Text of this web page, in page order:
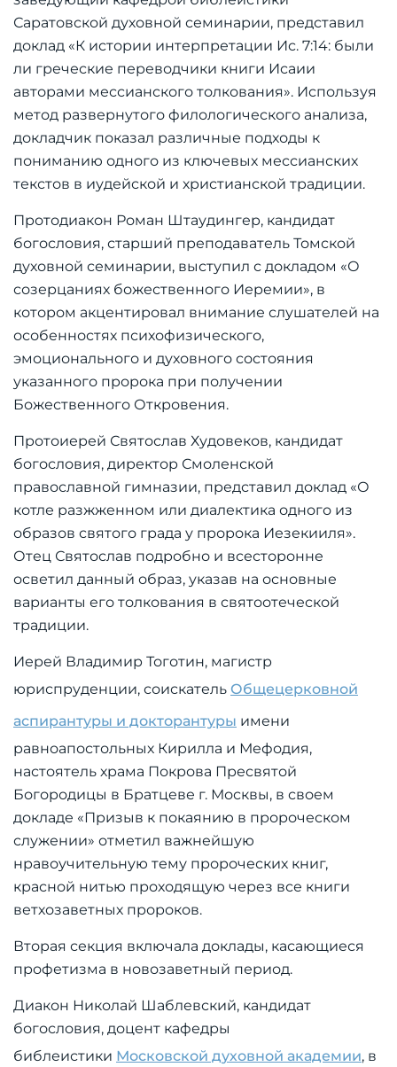
Саратовской духовной семинарии, представил
доклад «К истории интерпретации Ис. 7:14: были
ли греческие переводчики книги Исаии
авторами мессианского толкования». Используя
метод развернутого филологического анализа,
докладчик показал различные подходы к
пониманию одного из ключевых мессианских
текстов в иудейской и христианской традиции.
Протодиакон Роман Штаудингер, кандидат
богословия, старший преподаватель Томской
духовной семинарии, выступил с докладом «О
созерцаниях божественного Иеремии», в
котором акцентировал внимание слушателей на
особенностях психофизического,
эмоционального и духовного состояния
указанного пророка при получении
Божественного Откровения.
Протоиерей Святослав Худовеков, кандидат
богословия, директор Смоленской
православной гимназии, представил доклад «О
котле разжженном или диалектика одного из
образов святого града у пророка Иезекииля».
Отец Святослав подробно и всесторонне
осветил данный образ, указав на основные
варианты его толкования в святоотеческой
традиции.
Иерей Владимир Тоготин, магистр
юриспруденции, соискатель Общецерковной
аспирантуры и докторантуры имени
равноапостольных Кирилла и Мефодия,
настоятель храма Покрова Пресвятой
Богородицы в Братцеве г. Москвы, в своем
докладе «Призыв к покаянию в пророческом
служении» отметил важнейшую
нравоучительную тему пророческих книг,
красной нитью проходящую через все книги
ветхозаветных пророков.
Вторая секция включала доклады, касающиеся
профетизма в новозаветный период.
Диакон Николай Шаблевский, кандидат
богословия, доцент кафедры
библеистики Московской духовной академии, в